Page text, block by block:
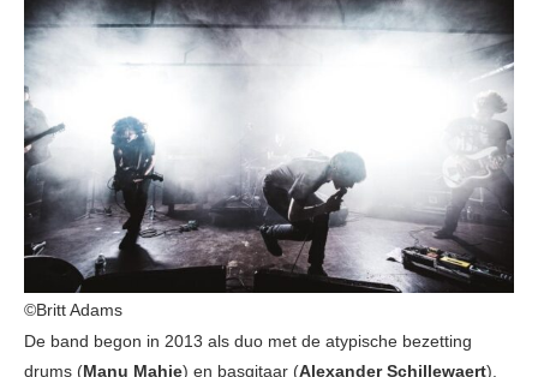
©Britt Adams
De band begon in 2013 als duo met de atypische bezetting
drums (Manu Mahie) en basgitaar (Alexander Schillewaert).